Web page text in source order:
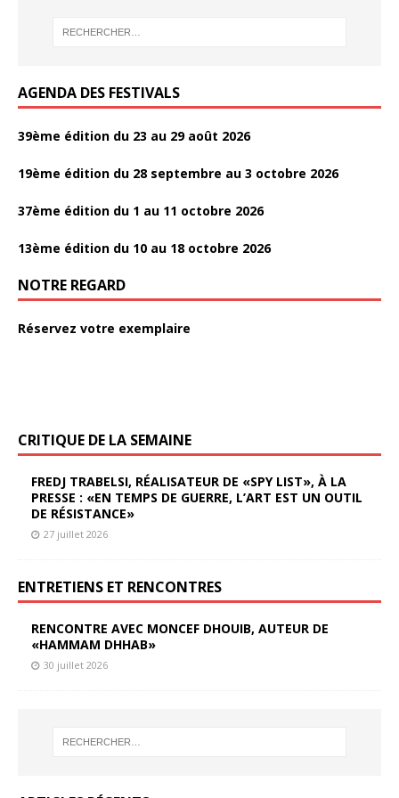
AGENDA DES FESTIVALS
39ème édition du 23 au 29 août 2026
19ème édition du 28 septembre au 3 octobre 2026
37ème édition du 1 au 11 octobre 2026
13ème édition du 10 au 18 octobre 2026
NOTRE REGARD
Réservez votre exemplaire
CRITIQUE DE LA SEMAINE
FREDJ TRABELSI, RÉALISATEUR DE «SPY LIST», À LA
PRESSE : «EN TEMPS DE GUERRE, L’ART EST UN OUTIL
DE RÉSISTANCE»
27 juillet 2026
ENTRETIENS ET RENCONTRES
RENCONTRE AVEC MONCEF DHOUIB, AUTEUR DE
«HAMMAM DHHAB»
30 juillet 2026